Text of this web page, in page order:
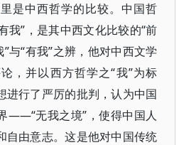
是中西哲学的比较。中国哲
我”，是其中西文化比较的“前
与“有我”之辨，他对中西文学
，并以西方哲学之“我”为标
进行了严厉的批判，认为中国
——“无我之境”，使得中国人
自由意志。这是他对中国传统